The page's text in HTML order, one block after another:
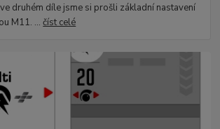
druhém díle jsme si prošli základní nastavení
M11. ...číst celé